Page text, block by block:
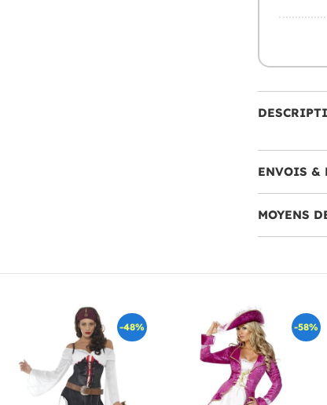
ENVOIS &
MOYENS
-48% -58%